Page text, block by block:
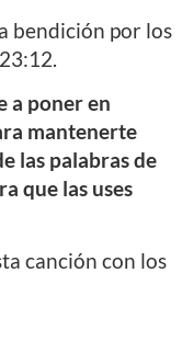
bendición por los
a poner en
mantenerte
las palabras de
que las uses
canción con los